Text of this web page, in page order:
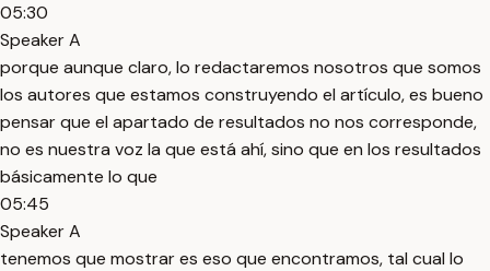
05:30
Speaker A
porque aunque claro, lo redactaremos nosotros que somos
los autores que estamos construyendo el artículo, es bueno
pensar que el apartado de resultados no nos corresponde,
no es nuestra voz la que está ahí, sino que en los resultados
básicamente lo que
05:45
Speaker A
tenemos que mostrar es eso que encontramos, tal cual lo